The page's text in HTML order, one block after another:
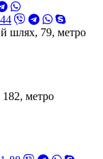
шлях, 79, метро
метро